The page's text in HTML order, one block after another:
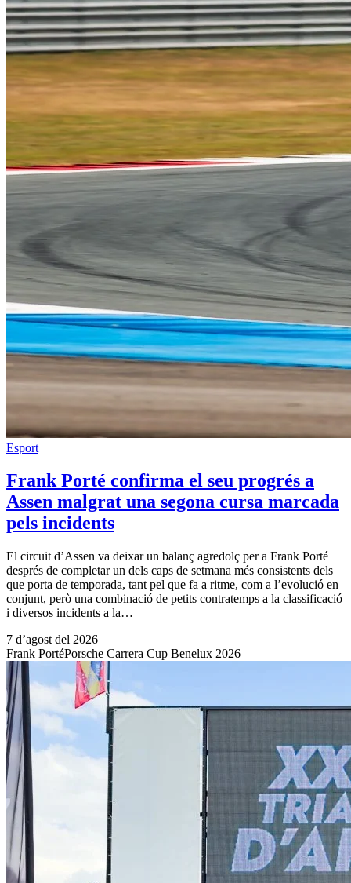
Esport
Frank Porté confirma el seu progrés a
Assen malgrat una segona cursa marcada
pels incidents
El circuit d’Assen va deixar un balanç agredolç per a Frank Porté
després de completar un dels caps de setmana més consistents dels
que porta de temporada, tant pel que fa a ritme, com a l’evolució en
conjunt, però una combinació de petits contratemps a la classificació
i diversos incidents a la…
7 d’agost del 2026
Frank PortéPorsche Carrera Cup Benelux 2026